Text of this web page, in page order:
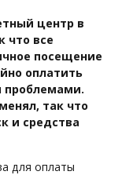
центр в
что все
посещение
оплатить
проблемами.
так что
и средства
для оплаты